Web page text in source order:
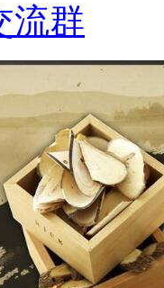
流群